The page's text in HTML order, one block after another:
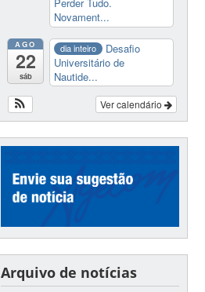
Perder Tudo.
Novament...
AGO
22
sáb
dia inteiro
Desafio
Universitário de
Nautide...
Ver calendário
Arquivo de notícias